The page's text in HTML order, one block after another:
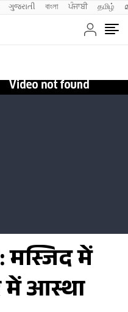
ગુજરાતી বাংলা ਪੰਜਾਬੀ தமிழ்
मस्जिद में
में आस्था